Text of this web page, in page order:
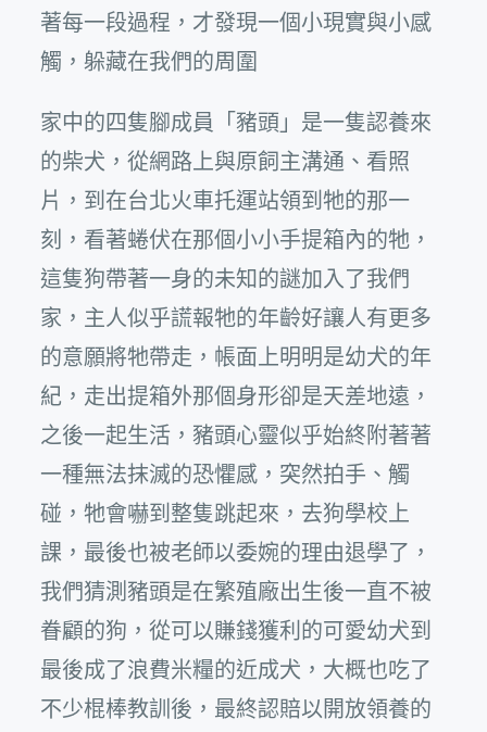
著每一段過程，才發現一個小現實與小感
觸，躲藏在我們的周圍
家中的四隻腳成員「豬頭」是一隻認養來
的柴犬，從網路上與原飼主溝通、看照
片，到在台北火車托運站領到牠的那一
刻，看著蜷伏在那個小小手提箱內的牠，
這隻狗帶著一身的未知的謎加入了我們
家，主人似乎謊報牠的年齡好讓人有更多
的意願將牠帶走，帳面上明明是幼犬的年
紀，走出提箱外那個身形卻是天差地遠，
之後一起生活，豬頭心靈似乎始終附著著
一種無法抹滅的恐懼感，突然拍手、觸
碰，牠會嚇到整隻跳起來，去狗學校上
課，最後也被老師以委婉的理由退學了，
我們猜測豬頭是在繁殖廠出生後一直不被
眷顧的狗，從可以賺錢獲利的可愛幼犬到
最後成了浪費米糧的近成犬，大概也吃了
不少棍棒教訓後，最終認賠以開放領養的